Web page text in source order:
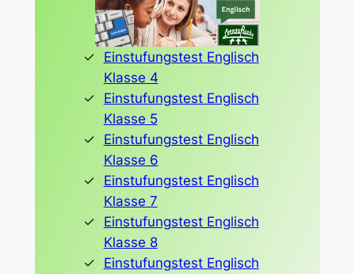
Einstufungstest Englisch
Klasse 4
Einstufungstest Englisch
Klasse 5
Einstufungstest Englisch
Klasse 6
Einstufungstest Englisch
Klasse 7
Einstufungstest Englisch
Klasse 8
Einstufungstest Englisch